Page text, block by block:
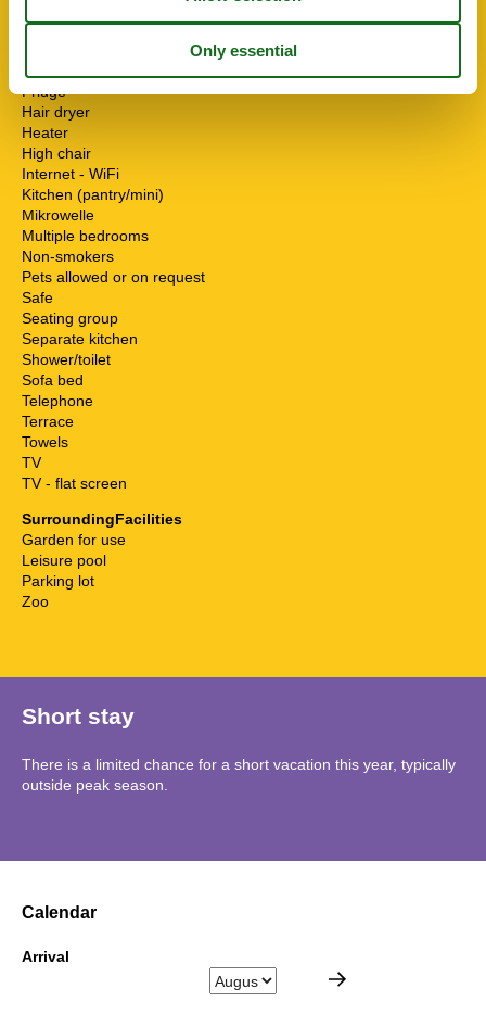
Coffee machine
Fridge
Hair dryer
Heater
High chair
Internet - WiFi
Kitchen (pantry/mini)
Mikrowelle
Multiple bedrooms
Non-smokers
Pets allowed or on request
Safe
Seating group
Separate kitchen
Shower/toilet
Sofa bed
Telephone
Terrace
Towels
TV
TV - flat screen
SurroundingFacilities
Garden for use
Leisure pool
Parking lot
Zoo
Short stay
There is a limited chance for a short vacation this year, typically
outside peak season.
Calendar
Arrival